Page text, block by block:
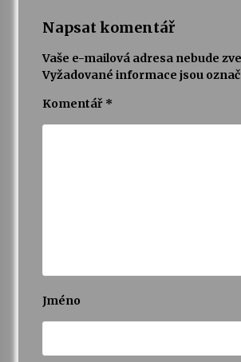
Napsat komentář
Vaše e-mailová adresa nebude
Vyžadované informace jsou
Komentář *
Jméno